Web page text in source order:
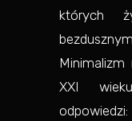
których
XXI